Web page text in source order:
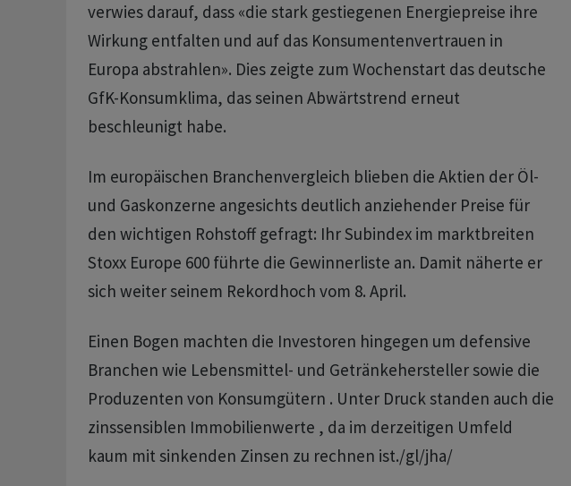
verwies darauf, dass «die stark gestiegenen Energiepreise ihre
Wirkung entfalten und auf das Konsumentenvertrauen in
Europa abstrahlen». Dies zeigte zum Wochenstart das deutsche
GfK-Konsumklima, das seinen Abwärtstrend erneut
beschleunigt habe.
Im europäischen Branchenvergleich blieben die Aktien der Öl-
und Gaskonzerne angesichts deutlich anziehender Preise für
den wichtigen Rohstoff gefragt: Ihr Subindex im marktbreiten
Stoxx Europe 600 führte die Gewinnerliste an. Damit näherte er
sich weiter seinem Rekordhoch vom 8. April.
Einen Bogen machten die Investoren hingegen um defensive
Branchen wie Lebensmittel- und Getränkehersteller sowie die
Produzenten von Konsumgütern . Unter Druck standen auch die
zinssensiblen Immobilienwerte , da im derzeitigen Umfeld
kaum mit sinkenden Zinsen zu rechnen ist./gl/jha/